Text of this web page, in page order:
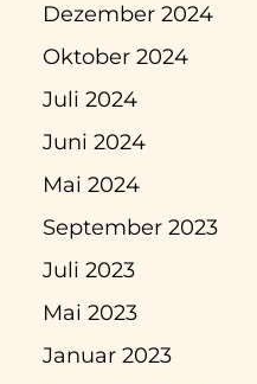
Dezember 2024
Oktober 2024
Juli 2024
Juni 2024
Mai 2024
September 2023
Juli 2023
Mai 2023
Januar 2023